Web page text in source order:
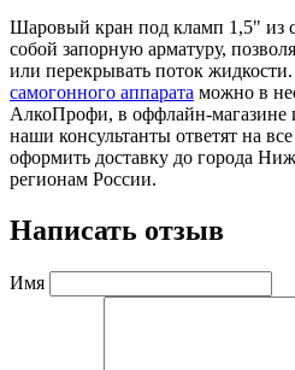
Шаровый кран под кламп 1,5" из
собой запорную арматуру,
или перекрывать поток
самогонного аппарата можно в
АлкоПрофи, в оффлайн-магазине
наши консультанты ответят на
оформить доставку до города
регионам России.
Написать отзыв
Имя